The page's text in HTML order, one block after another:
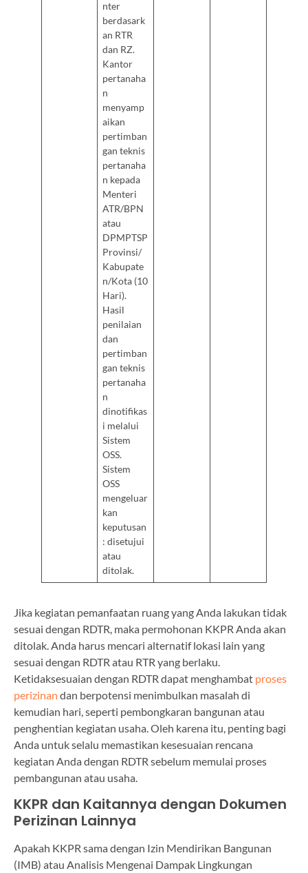
nter
berdasark
an RTR
dan RZ.
Kantor
pertanaha
n
menyamp
aikan
pertimban
gan teknis
pertanaha
n kepada
Menteri
ATR/BPN
atau
DPMPTSP
Provinsi/
Kabupate
n/Kota (10
Hari).
Hasil
penilaian
dan
pertimban
gan teknis
pertanaha
n
dinotifikas
i melalui
Sistem
OSS.
Sistem
OSS
mengeluar
kan
keputusan
: disetujui
atau
ditolak.
Jika kegiatan pemanfaatan ruang yang Anda lakukan tidak
sesuai dengan RDTR, maka permohonan KKPR Anda akan
ditolak. Anda harus mencari alternatif lokasi lain yang
sesuai dengan RDTR atau RTR yang berlaku.
Ketidaksesuaian dengan RDTR dapat menghambat proses
perizinan dan berpotensi menimbulkan masalah di
kemudian hari, seperti pembongkaran bangunan atau
penghentian kegiatan usaha. Oleh karena itu, penting bagi
Anda untuk selalu memastikan kesesuaian rencana
kegiatan Anda dengan RDTR sebelum memulai proses
pembangunan atau usaha.
KKPR dan Kaitannya dengan Dokumen
Perizinan Lainnya
Apakah KKPR sama dengan Izin Mendirikan Bangunan
(IMB) atau Analisis Mengenai Dampak Lingkungan